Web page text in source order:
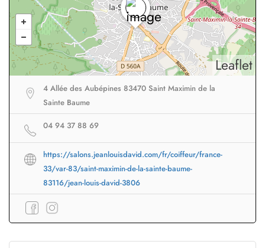
Leaflet
4 Allée des Aubépines 83470 Saint Maximin de la
Sainte Baume
04 94 37 88 69
https://salons.jeanlouisdavid.com/fr/coiffeur/france-
33/var-83/saint-maximin-de-la-sainte-baume-
83116/jean-louis-david-3806